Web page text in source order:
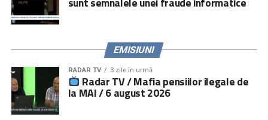
Comunicat „Salvați Copiii” România
EMISIUNI
RADAR TV 3 zile în urmă
Radar TV / Mafia pensiilor ilegale de
la MAI / 6 august 2026